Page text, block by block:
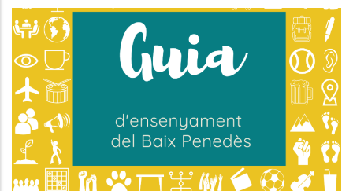
Penedès
Educació